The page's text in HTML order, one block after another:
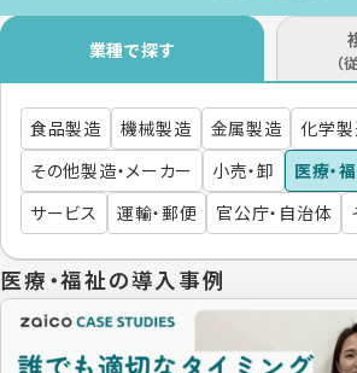
業種で探す （
食品製造 機械製造 金属製造
化学
その他製造・メーカー
小売・卸 医療・
サービス
運輸・郵便 官公庁・自治体
医療・福祉の導入事例